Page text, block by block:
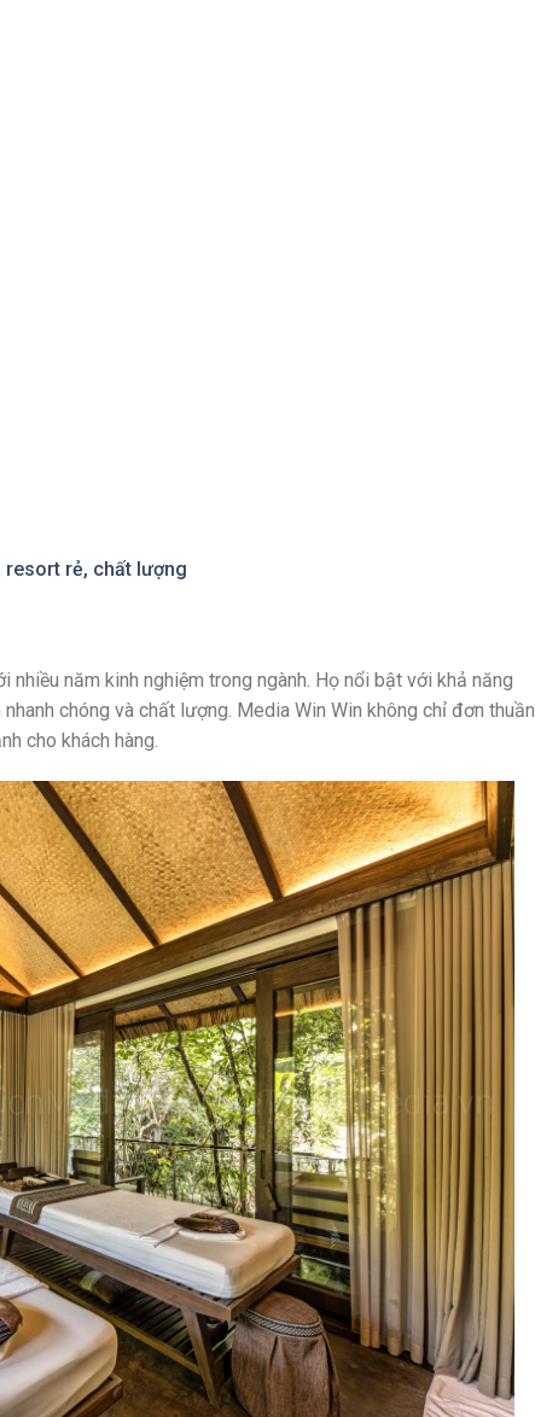
resort rẻ, chất lượng
nhiều năm kinh nghiệm trong ngành. Họ nổi bật với khả năng
chóng và chất lượng. Media Win Win không chỉ đơn thuần
cho khách hàng.